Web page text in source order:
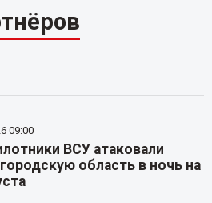
09:00
ВСУ атаковали
область в ночь на